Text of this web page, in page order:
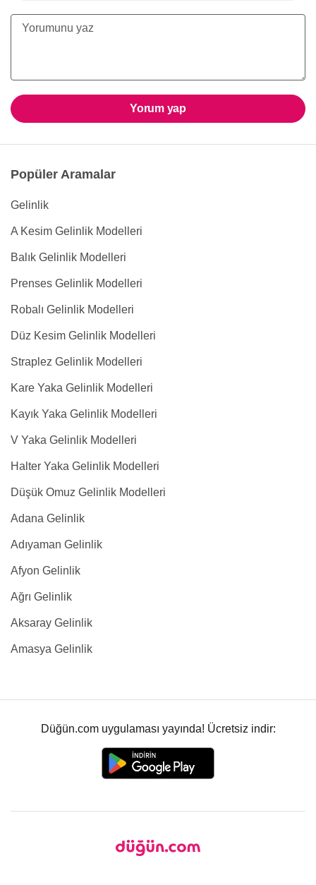
Yorum yap
Popüler Aramalar
Gelinlik
A Kesim Gelinlik Modelleri
Balık Gelinlik Modelleri
Prenses Gelinlik Modelleri
Robalı Gelinlik Modelleri
Düz Kesim Gelinlik Modelleri
Straplez Gelinlik Modelleri
Kare Yaka Gelinlik Modelleri
Kayık Yaka Gelinlik Modelleri
V Yaka Gelinlik Modelleri
Halter Yaka Gelinlik Modelleri
Düşük Omuz Gelinlik Modelleri
Adana Gelinlik
Adıyaman Gelinlik
Afyon Gelinlik
Ağrı Gelinlik
Aksaray Gelinlik
Amasya Gelinlik
Düğün.com uygulaması yayında! Ücretsiz indir: